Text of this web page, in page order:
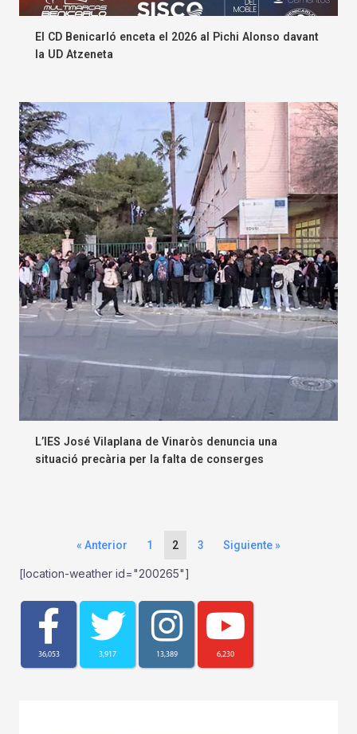
El CD Benicarló enceta el 2026 al Pichi Alonso davant
la UD Atzeneta
L’IES José Vilaplana de Vinaròs denuncia una
situació precària per la falta de conserges
« Anterior 1 2 3 Siguiente »
[location-weather id="200265"]
36,053 3,917 13,389 6,230